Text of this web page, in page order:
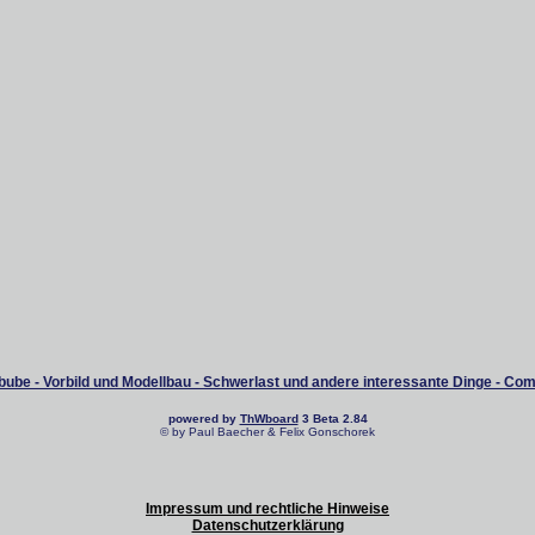
- Vorbild und Modellbau - Schwerlast und andere interessante Dinge -
powered by ThWboard3 Beta 2.84
© by Paul Baecher & Felix Gonschorek
Impressum und rechtliche Hinweise
Datenschutzerklärung